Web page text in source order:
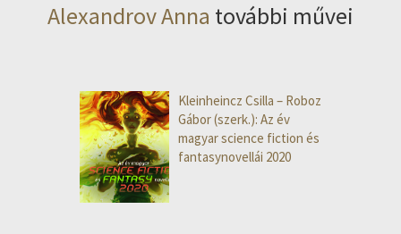
Alexandrov Anna további művei
Kleinheincz Csilla – Roboz
Gábor (szerk.): Az év
magyar science fiction és
fantasynovellái 2020